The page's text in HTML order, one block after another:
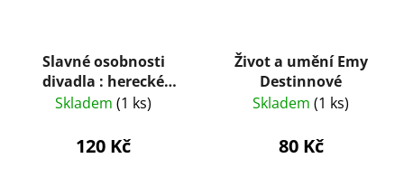
Slavné osobnosti
divadla : herecké
umění od antiky po
Skladem (1 ks)
120 Kč
Život a umění Emy
Destinnové
Skladem (1 ks)
80 Kč